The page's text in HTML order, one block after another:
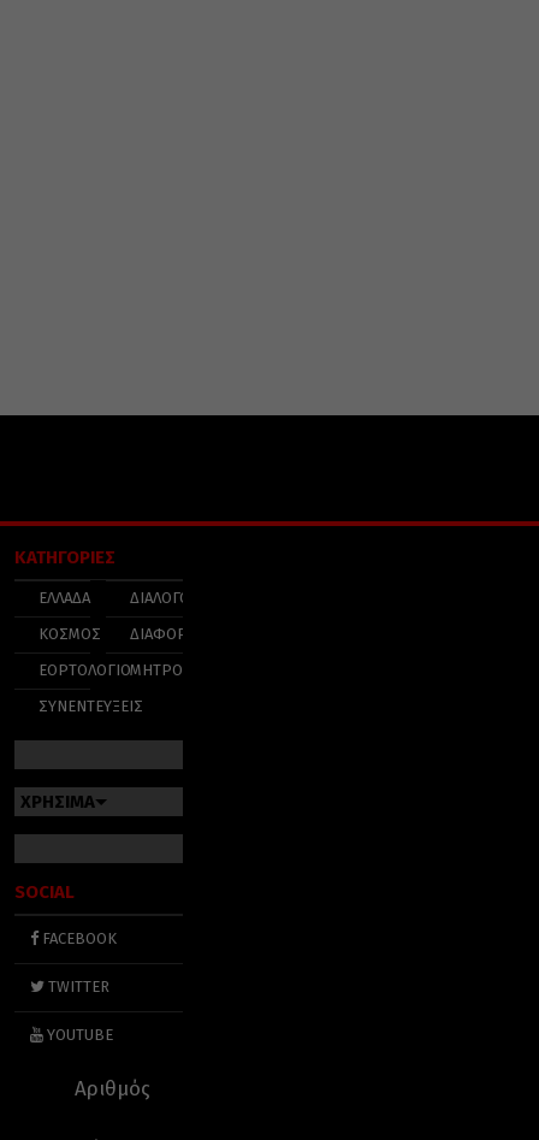
ΚΑΤΗΓΟΡΙΕΣ
ΕΛΛΑΔΑ
ΚΟΣΜΟΣ
ΕΟΡΤΟΛΟΓΙΟ
ΣΥΝΕΝΤΕΥΞΕΙΣ
ΔΙΑΛΟΓΟΣ
ΔΙΑΦΟΡΑ
ΜΗΤΡΟΠΟΛΕΙΣ
ΧΡΗΣΙΜΑ
SOCIAL
FACEBOOK
TWITTER
YOUTUBE
Αριθμός